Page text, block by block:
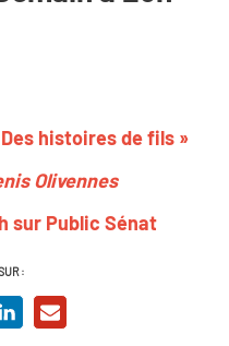
histoires de fils »
Olivennes
sur Public Sénat
: